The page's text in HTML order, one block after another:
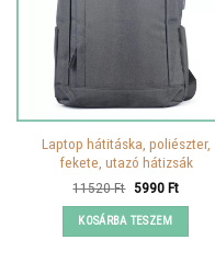
Laptop hátitáska, poliészter,
fekete, utazó hátizsák
11520Ft Original
was:
11520 Ft.
5990FtCurrent
KOSÁRBA TESZEM